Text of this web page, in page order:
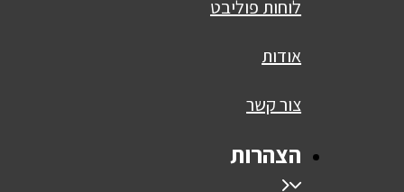
לוחות פוליבט
אודות
צור קשר
הצהרות